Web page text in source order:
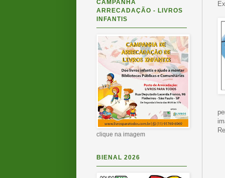
CAMPANHA
ARRECADAÇÃO - LIVROS
INFANTIS
clique na imagem
BIENAL 2026